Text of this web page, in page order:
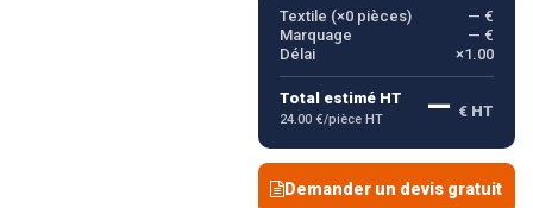
Textile (×0pièces)
— €
Marquage
— €
Délai
×1.00
Total estimé HT
24.00 €/pièce HT — € HT
Demander un devis gratuit